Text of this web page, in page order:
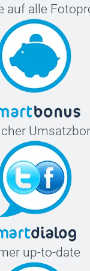
auf alle
up-to-date